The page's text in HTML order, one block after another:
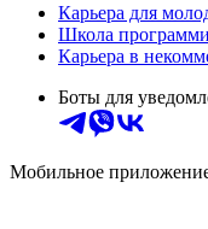
Карьера для
Школа
Карьера в
Боты для
Мобильное